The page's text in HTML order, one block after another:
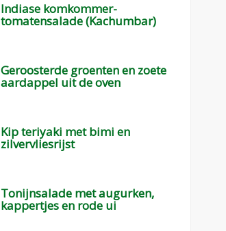
Indiase komkommer-
tomatensalade (Kachumbar)
Geroosterde groenten en zoete
aardappel uit de oven
Kip teriyaki met bimi en
zilvervliesrijst
Tonijnsalade met augurken,
kappertjes en rode ui